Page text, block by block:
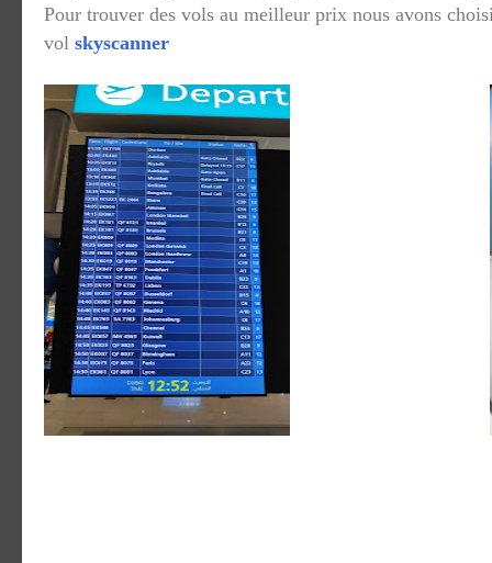
Pour trouver des vols au meilleur prix nous avons
vol skyscanner